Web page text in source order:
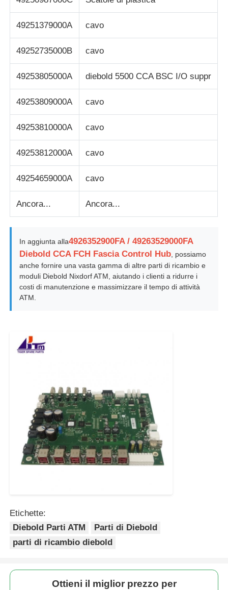
49251379000A cavo
49252735000B cavo
49253805000A diebold 5500 CCA BSC I/O suppr
49253809000A cavo
49253810000A cavo
49253812000A cavo
49254659000A cavo
Ancora... Ancora...
In aggiunta alla4926352900FA / 49263529000FA
Diebold CCA FCH Fascia Control Hub , possiamo
anche fornire una vasta gamma di altre parti di ricambio e
moduli Diebold Nixdorf ATM, aiutando i clienti a ridurre i
costi di manutenzione e massimizzare il tempo di attività
ATM.
Etichette:
Diebold Parti ATM
Parti di Diebold
parti di ricambio diebold
Ottieni il miglior prezzo per